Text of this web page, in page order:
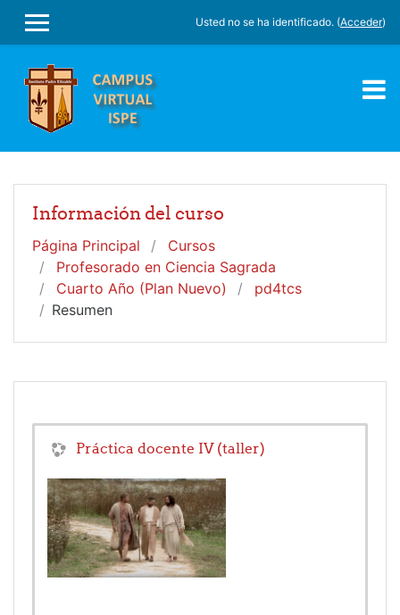
PANEL LATERAL
Usted no se ha identificado. (Acceder)
Información del curso
Página Principal
Cursos
Profesorado en Ciencia Sagrada
Cuarto Año (Plan Nuevo)
pd4tcs
Resumen
Práctica docente IV (taller)